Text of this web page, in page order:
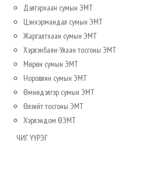
Дэлгэрхаан сумын ЭМТ
Цэнхэрмандал сумын ЭМТ
Жаргалтхаан сумын ЭМТ
Хэрлэнбаян-Улаан тосгоны ЭМТ
Мөрөн сумын ЭМТ
Норовлин сумын ЭМТ
Өмнөдэлгэр сумын ЭМТ
Өлзийт тосгоны ЭМТ
Хэрлэндом ӨЭМТ
ЧИГ ҮҮРЭГ